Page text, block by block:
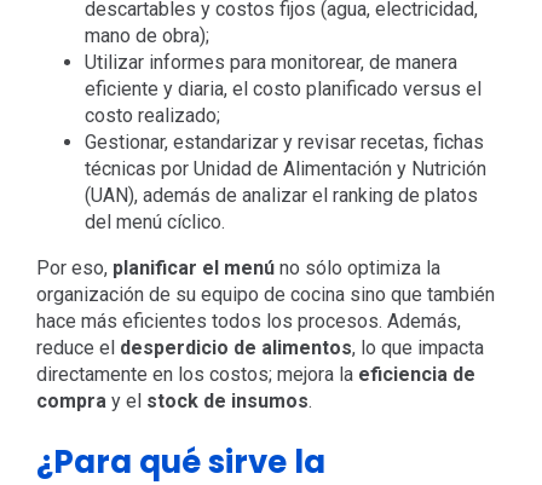
descartables y costos fijos (agua, electricidad,
mano de obra);
Utilizar informes para monitorear, de manera
eficiente y diaria, el costo planificado versus el
costo realizado;
Gestionar, estandarizar y revisar recetas, fichas
técnicas por Unidad de Alimentación y Nutrición
(UAN), además de analizar el ranking de platos
del menú cíclico.
Por eso, planificar el menúno sólo optimiza la
organización de su equipo de cocina sino que también
hace más eficientes todos los procesos. Además,
reduce el desperdicio de alimentos, lo que impacta
directamente en los costos; mejora la eficiencia de
compra y el stock de insumos.
¿Para qué sirve la